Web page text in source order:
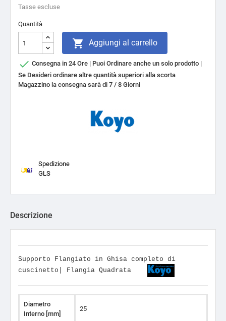
Tasse escluse
Quantità
 Aggiungi al carrello
 Consegna in 24 Ore | Puoi Ordinare anche un solo prodotto |
Se Desideri ordinare altre quantità superiori alla scorta
Magazzino la consegna sarà di 7 / 8 Giorni
Spedizione
GLS
Descrizione
Supporto Flangiato in Ghisa completo di
cuscinetto| Flangia Quadrata
Diametro
Interno [mm]
25